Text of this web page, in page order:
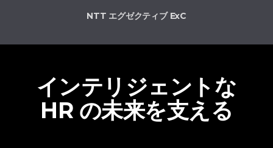
NTT エグゼクティブ ExC
インテリジェントな
HR の未来を支える